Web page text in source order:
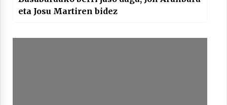
eta Josu Martiren bidez